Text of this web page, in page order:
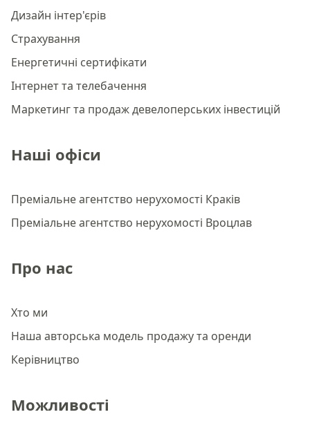
Дизайн інтер'єрів
Страхування
Енергетичні сертифікати
Інтернет та телебачення
Маркетинг та продаж девелоперських інвестицій
Наші офіси
Преміальне агентство нерухомості Краків
Преміальне агентство нерухомості Вроцлав
Про нас
Хто ми
Наша авторська модель продажу та оренди
Керівництво
Можливості